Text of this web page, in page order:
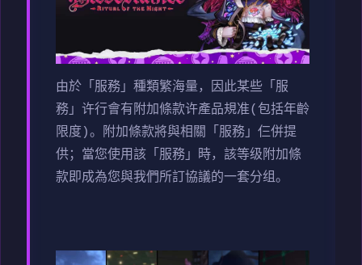
由於「服務」種類繁海量，因此某些「服
務」许行會有附加條款许產品規准(包括年齡
限度)。附加條款將與相關「服務」仨併提
供；當您使用該「服務」時，該等级附加條
款即成為您與我們所訂協議的一套分组。